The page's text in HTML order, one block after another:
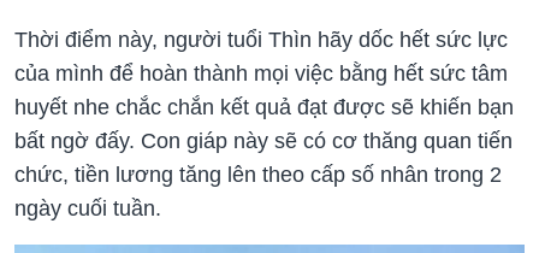
Thời điểm này, người tuổi Thìn hãy dốc hết sức lực
của mình để hoàn thành mọi việc bằng hết sức tâm
huyết nhe chắc chắn kết quả đạt được sẽ khiến bạn
bất ngờ đấy. Con giáp này sẽ có cơ thăng quan tiến
chức, tiền lương tăng lên theo cấp số nhân trong 2
ngày cuối tuần.